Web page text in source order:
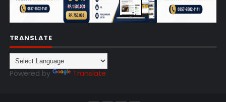
TRANSLATE
Powered by Translate